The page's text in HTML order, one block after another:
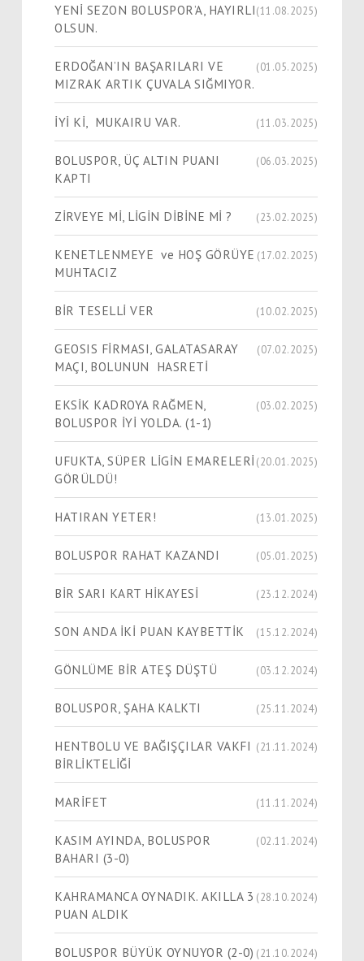
YENİ SEZON BOLUSPOR’A, HAYIRLI
OLSUN.
(11.08.2025)
ERDOĞAN’IN BAŞARILARI VE
MIZRAK ARTIK ÇUVALA SIĞMIYOR.
(01.05.2025)
İYİ Kİ, MUKAIRU VAR. (11.03.2025)
BOLUSPOR, ÜÇ ALTIN PUANI
KAPTI
(06.03.2025)
ZİRVEYE Mİ, LİGİN DİBİNE Mİ ? (23.02.2025)
KENETLENMEYE ve HOŞ GÖRÜYE
MUHTACIZ
(17.02.2025)
BİR TESELLİ VER (10.02.2025)
GEOSIS FİRMASI, GALATASARAY
MAÇI, BOLUNUN HASRETİ
(07.02.2025)
EKSİK KADROYA RAĞMEN,
BOLUSPOR İYİ YOLDA. (1-1)
(03.02.2025)
UFUKTA, SÜPER LİGİN EMARELERİ
GÖRÜLDÜ!
(20.01.2025)
HATIRAN YETER! (13.01.2025)
BOLUSPOR RAHAT KAZANDI (05.01.2025)
BİR SARI KART HİKAYESİ (23.12.2024)
SON ANDA İKİ PUAN KAYBETTİK (15.12.2024)
GÖNLÜME BİR ATEŞ DÜŞTÜ (03.12.2024)
BOLUSPOR, ŞAHA KALKTI (25.11.2024)
HENTBOLU VE BAĞIŞÇILAR VAKFI
BİRLİKTELİĞİ
(21.11.2024)
MARİFET (11.11.2024)
KASIM AYINDA, BOLUSPOR
BAHARI (3-0)
(02.11.2024)
KAHRAMANCA OYNADIK. AKILLA 3
PUAN ALDIK
(28.10.2024)
BOLUSPOR BÜYÜK OYNUYOR (2-0) (21.10.2024)